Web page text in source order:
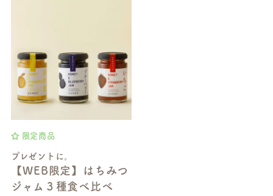
限定商品
プレゼントに。
【WEB限定】はちみつ
ジャム３種食べ比べ